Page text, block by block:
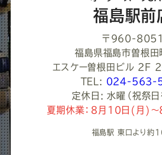
福島駅前
〒960-8051
福島県福島市曽根田
エスケー曽根田ビル 2F
TEL: 024-563-
定休日: 水曜（祝祭日
夏期休業：8月10日(月)
福島駅 東口より約